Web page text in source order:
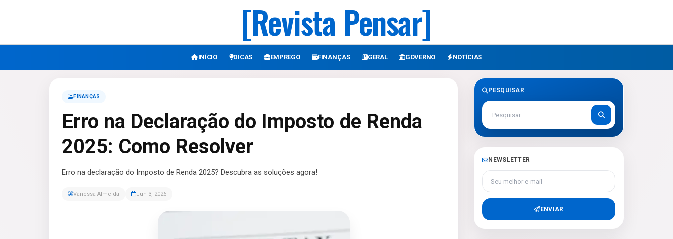
[Revista Pensar]
INÍCIO DICAS EMPREGO FINANÇAS GERAL GOVERNO NOTÍCIAS
FINANÇAS
Erro na Declaração do Imposto de Renda
2025: Como Resolver
Erro na declaração do Imposto de Renda 2025? Descubra as soluções agora!
Vanessa Almeida Jun 3, 2026
PESQUISAR
NEWSLETTER
Seu melhor e-mail
ENVIAR